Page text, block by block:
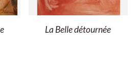
La Belle détournée